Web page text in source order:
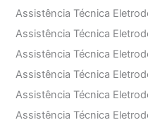
Assistência Técnica
Assistência Técnica
Assistência Técnica
Assistência Técnica
Assistência Técnica
Assistência Técnica